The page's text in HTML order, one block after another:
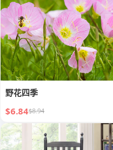
野花四季
$6.84$8.94